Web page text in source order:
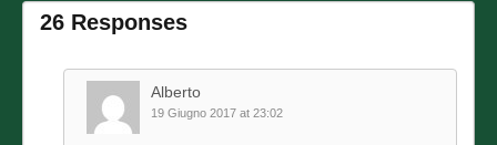
26 Responses
Alberto
19 Giugno 2017 at 23:02